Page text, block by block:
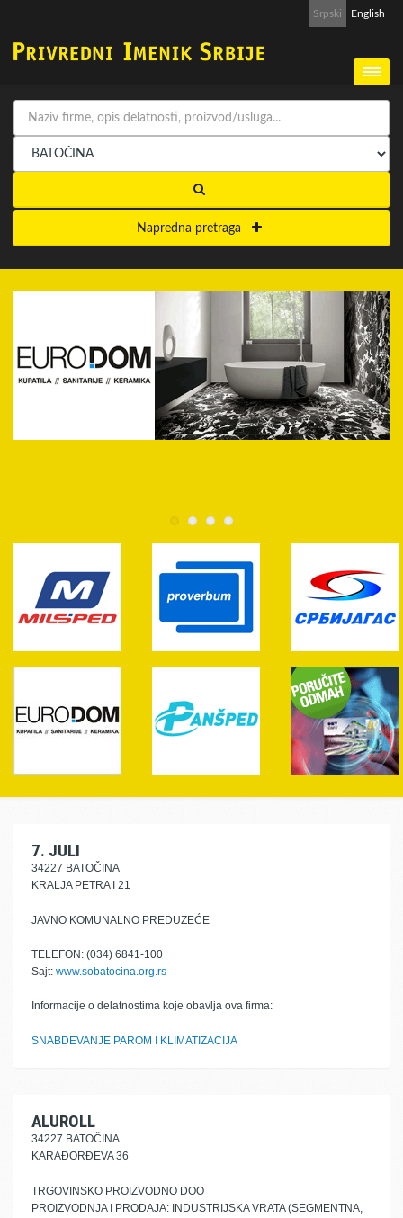
Srpski English
Napredna pretraga
7. JULI
34227 BATOČINA
KRALJA PETRA I 21
JAVNO KOMUNALNO PREDUZEĆE
TELEFON: (034) 6841-100
Sajt: www.sobatocina.org.rs
Informacije o delatnostima koje obavlja ova firma:
SNABDEVANJE PAROM I KLIMATIZACIJA
ALUROLL
34227 BATOČINA
KARAĐORĐEVA 36
TRGOVINSKO PROIZVODNO DOO
PROIZVODNJA I PRODAJA: INDUSTRIJSKA VRATA (SEGMENTNA,